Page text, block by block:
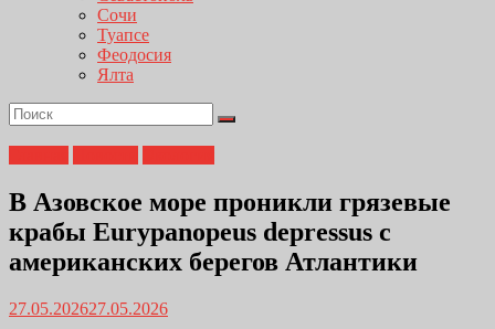
Сочи
Туапсе
Феодосия
Ялта
В Азовское море проникли грязевые
крабы Eurypanopeus depressus с
американских берегов Атлантики
27.05.202627.05.2026